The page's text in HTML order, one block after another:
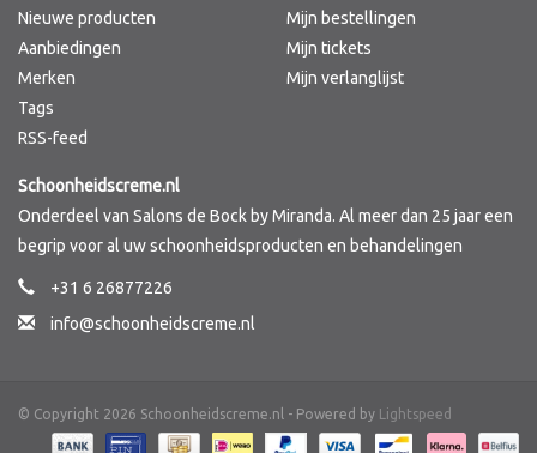
Nieuwe producten
Aanbiedingen
Merken
Tags
RSS-feed
Mijn bestellingen
Mijn tickets
Mijn verlanglijst
Schoonheidscreme.nl
Onderdeel van Salons de Bock by Miranda. Al meer dan 25 jaar een
begrip voor al uw schoonheidsproducten en behandelingen
+31 6 26877226
info@schoonheidscreme.nl
© Copyright 2026 Schoonheidscreme.nl - Powered by Lightspeed